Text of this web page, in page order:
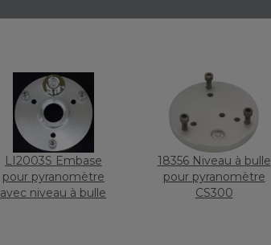
LI2003S Embase
pour pyranomètre
avec niveau à bulle
18356 Niveau à bulle
pour pyranomètre
CS300